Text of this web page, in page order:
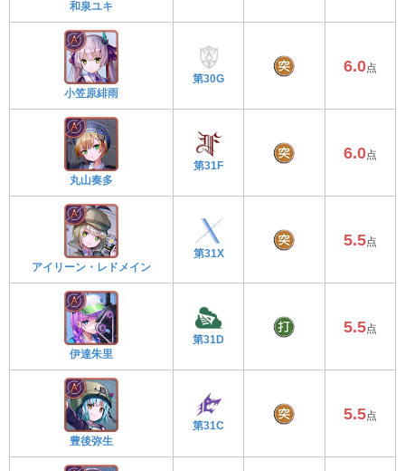
和泉ユキ
小笠原緋雨
第30G
6.0点
丸山奏多
第31F
6.0点
アイリーン・レドメイン
第31X
5.5点
伊達朱里
第31D
5.5点
豊後弥生
第31C
5.5点